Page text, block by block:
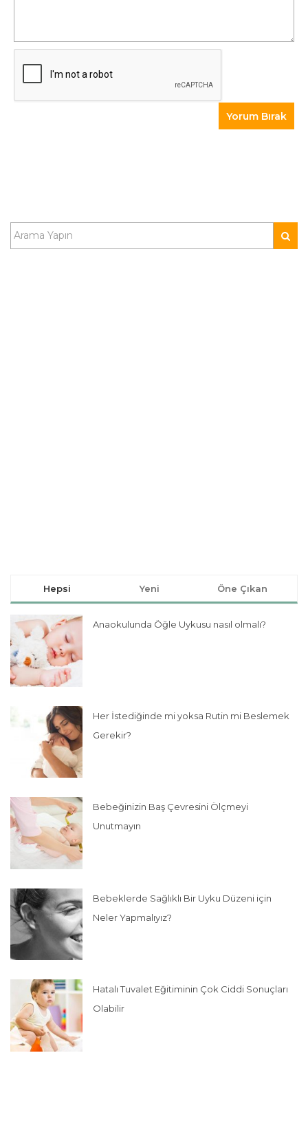
Hepsi Yeni Öne Çıkan
Anaokulunda Öğle Uykusu nasıl olmalı?
Her İstediğinde mi yoksa Rutin mi Beslemek
Gerekir?
Bebeğinizin Baş Çevresini Ölçmeyi
Unutmayın
Bebeklerde Sağlıklı Bir Uyku Düzeni için
Neler Yapmalıyız?
Hatalı Tuvalet Eğitiminin Çok Ciddi Sonuçları
Olabilir